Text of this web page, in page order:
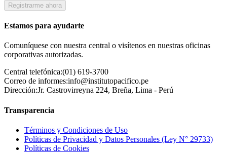
Registrarme ahora
Estamos para ayudarte
Comuníquese con nuestra central o visítenos en nuestras oficinas
corporativas autorizadas.
Central telefónica:(01) 619-3700
Correo de informes:info@institutopacifico.pe
Dirección:Jr. Castrovirreyna 224, Breña, Lima - Perú
Transparencia
Términos y Condiciones de Uso
Políticas de Privacidad y Datos Personales (Ley N° 29733)
Políticas de Cookies